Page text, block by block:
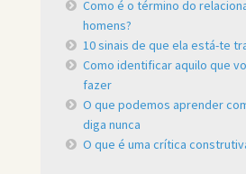
Como é o término do
homens?
10 sinais de que ela está-te
Como identificar aquilo que
fazer
O que podemos aprender
diga nunca
O que é uma crítica